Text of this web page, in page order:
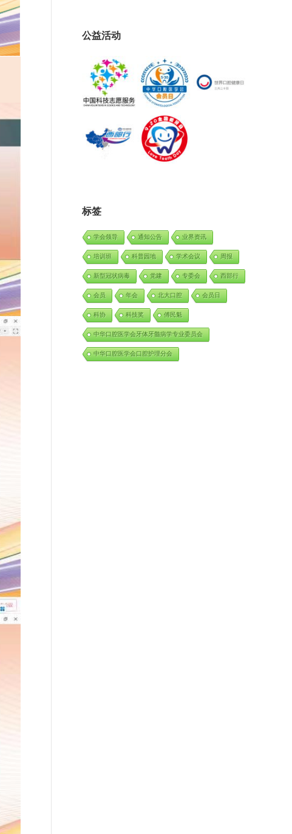
公益活动
标签
学会领导 通知公告 业界资讯
培训班 科普园地 学术会议 周报
新型冠状病毒 党建 专委会 西部行
会员 年会 北大口腔 会员日
科协 科技奖 傅民魁
中华口腔医学会牙体牙髓病学专业委员会
中华口腔医学会口腔护理分会